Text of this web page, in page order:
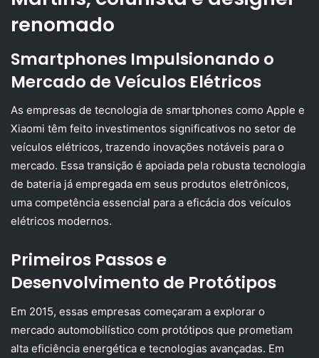
renomado
Smartphones Impulsionando o
Mercado de Veículos Elétricos
As empresas de tecnologia de smartphones como Apple e
Xiaomi têm feito investimentos significativos no setor de
veículos elétricos, trazendo inovações notáveis para o
mercado. Essa transição é apoiada pela robusta tecnologia
de bateria já empregada em seus produtos eletrônicos,
uma competência essencial para a eficácia dos veículos
elétricos modernos.
Primeiros Passos e
Desenvolvimento de Protótipos
Em 2015, essas empresas começaram a explorar o
mercado automobilístico com protótipos que prometiam
alta eficiência energética e tecnologias avançadas. Em